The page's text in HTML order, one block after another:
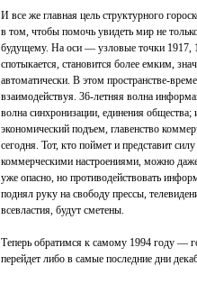
И все же главная цель структурного
в том, чтобы помочь увидеть мир не
будущему. На оси — узловые точки 1917,
спотыкается, становится более емким,
автоматически. В этом пространстве-
взаимодействуя. 36-летняя волна
волна синхронизации, единения
экономический подъем, главенство
сегодня. Тот, кто поймет и представит
коммерческими настроениями, можно
уже опасно, но противодействовать
поднял руку на свободу прессы,
всевластия, будут сметены.
Теперь обратимся к самому 1994 году —
перейдет либо в самые последние дни